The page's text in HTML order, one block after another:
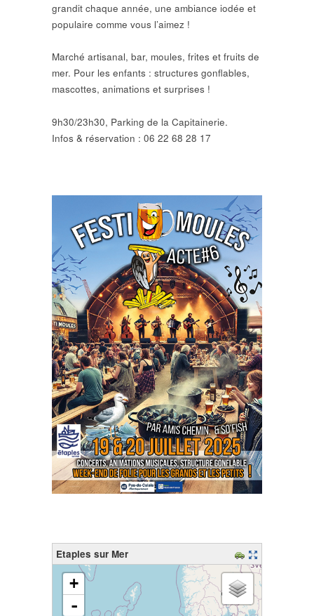
grandit chaque année, une ambiance iodée et
populaire comme vous l’aimez !
Marché artisanal, bar, moules, frites et fruits de
mer. Pour les enfants : structures gonflables,
mascottes, animations et surprises !
9h30/23h30, Parking de la Capitainerie.
Infos & réservation : 06 22 68 28 17
Etaples sur Mer
chargement de la carte - veuillez patienter...
+
-